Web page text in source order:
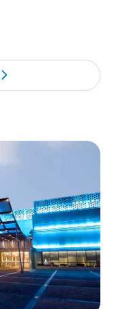
SAMSUN
Keleş
KADIN HASTALIKLARI
SAMSUN
VE
Şahin